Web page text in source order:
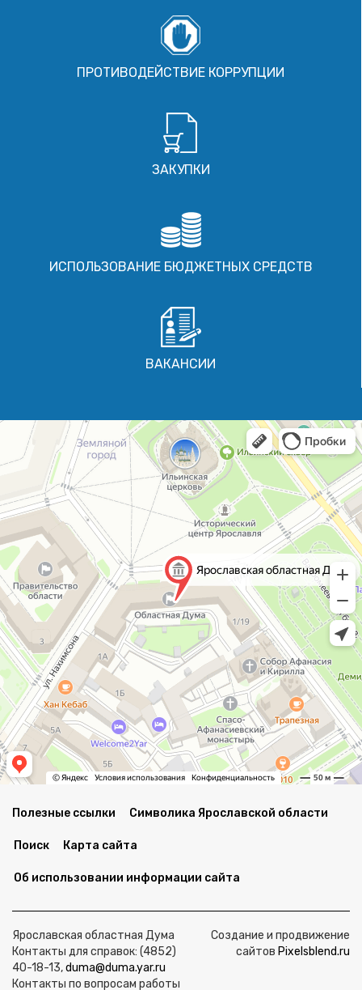
ПРОТИВОДЕЙСТВИЕ КОРРУПЦИИ
ЗАКУПКИ
ИСПОЛЬЗОВАНИЕ БЮДЖЕТНЫХ СРЕДСТВ
ВАКАНСИИ
Полезные ссылки Символика Ярославской области
Поиск Карта сайта
Об использовании информации сайта
Ярославская областная Дума
Контакты для справок: (4852)
40-18-13,duma@duma.yar.ru
Контакты по вопросам работы
Создание и продвижение
сайтов Pixelsblend.ru